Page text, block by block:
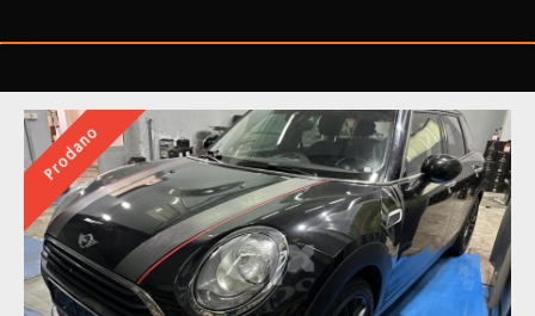
Prodano